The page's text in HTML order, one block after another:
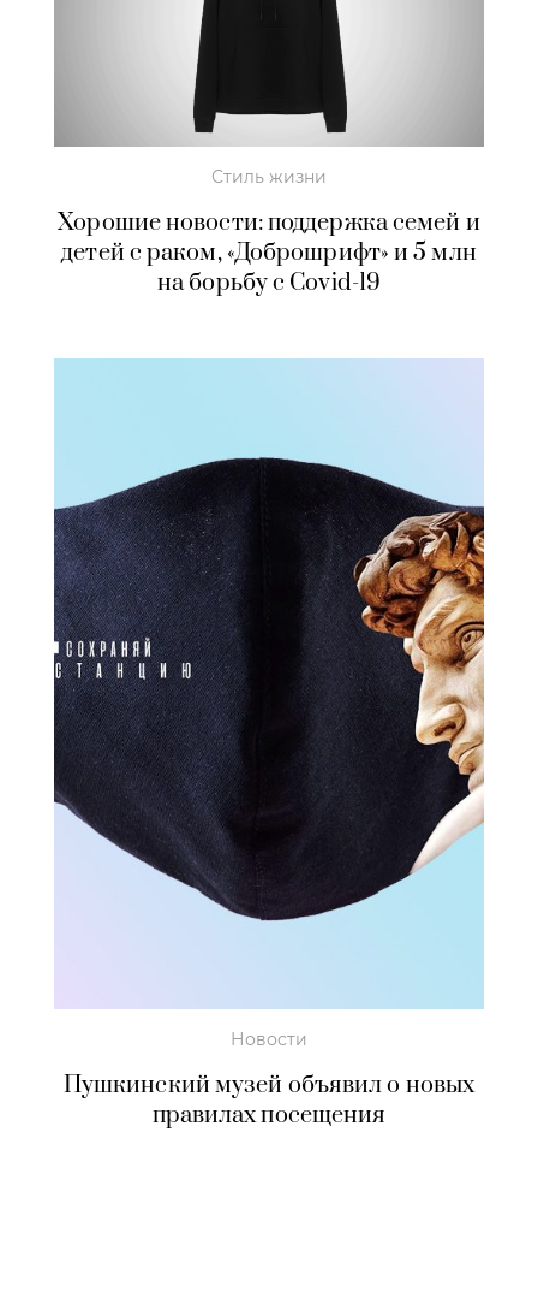
Стиль жизни
Хорошие новости: поддержка семей и
детей с раком, «Доброшрифт» и 5 млн
на борьбу с Covid-19
Новости
Пушкинский музей объявил о новых
правилах посещения